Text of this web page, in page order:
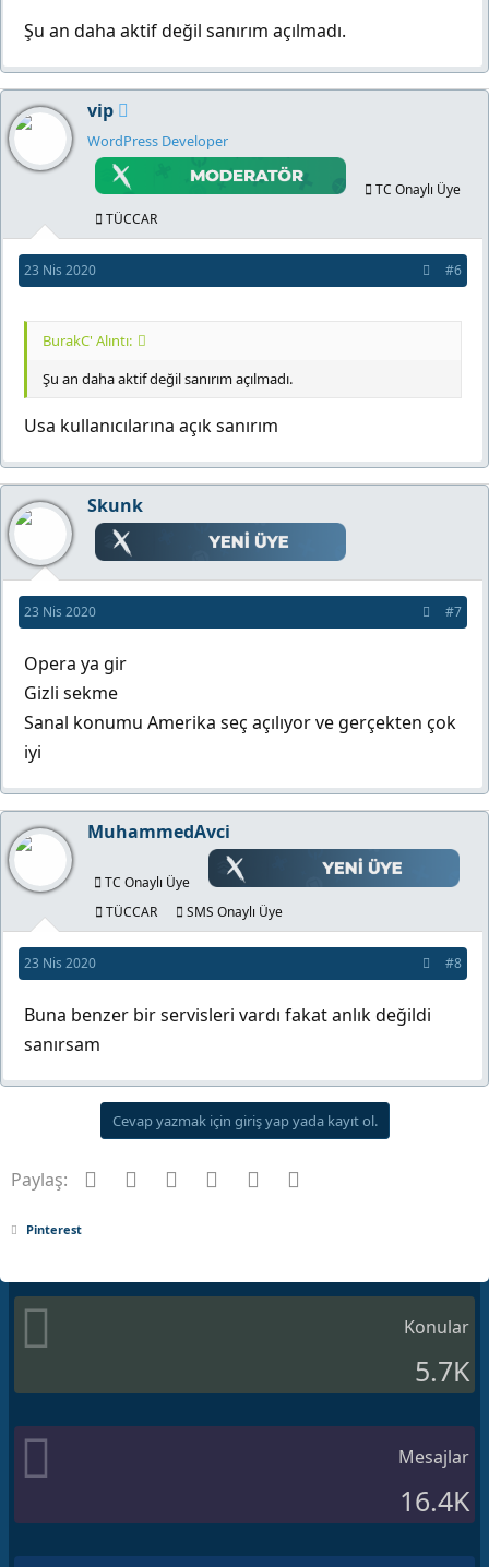
Şu an daha aktif değil sanırım açılmadı.
vip
WordPress Developer
TC Onaylı Üye
TÜCCAR
23 Nis 2020 #6
BurakC' Alıntı:
Şu an daha aktif değil sanırım açılmadı.
Usa kullanıcılarına açık sanırım
Skunk
23 Nis 2020 #7
Opera ya gir
Gizli sekme
Sanal konumu Amerika seç açılıyor ve gerçekten çok
iyi
MuhammedAvci
TC Onaylı Üye
TÜCCAR
SMS Onaylı Üye
23 Nis 2020 #8
Buna benzer bir servisleri vardı fakat anlık değildi
sanırsam
Cevap yazmak için giriş yap yada kayıt ol.
Paylaş: Facebook
Twitter Pinterest
Tumblr WhatsApp
Pinterest
Konular
5.7K
Mesajlar
16.4K